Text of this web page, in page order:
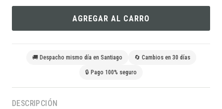
AGREGAR AL CARRO
🚚 Despacho mismo día en Santiago 🔄 Cambios en 30 días
🔒 Pago 100% seguro
DESCRIPCIÓN